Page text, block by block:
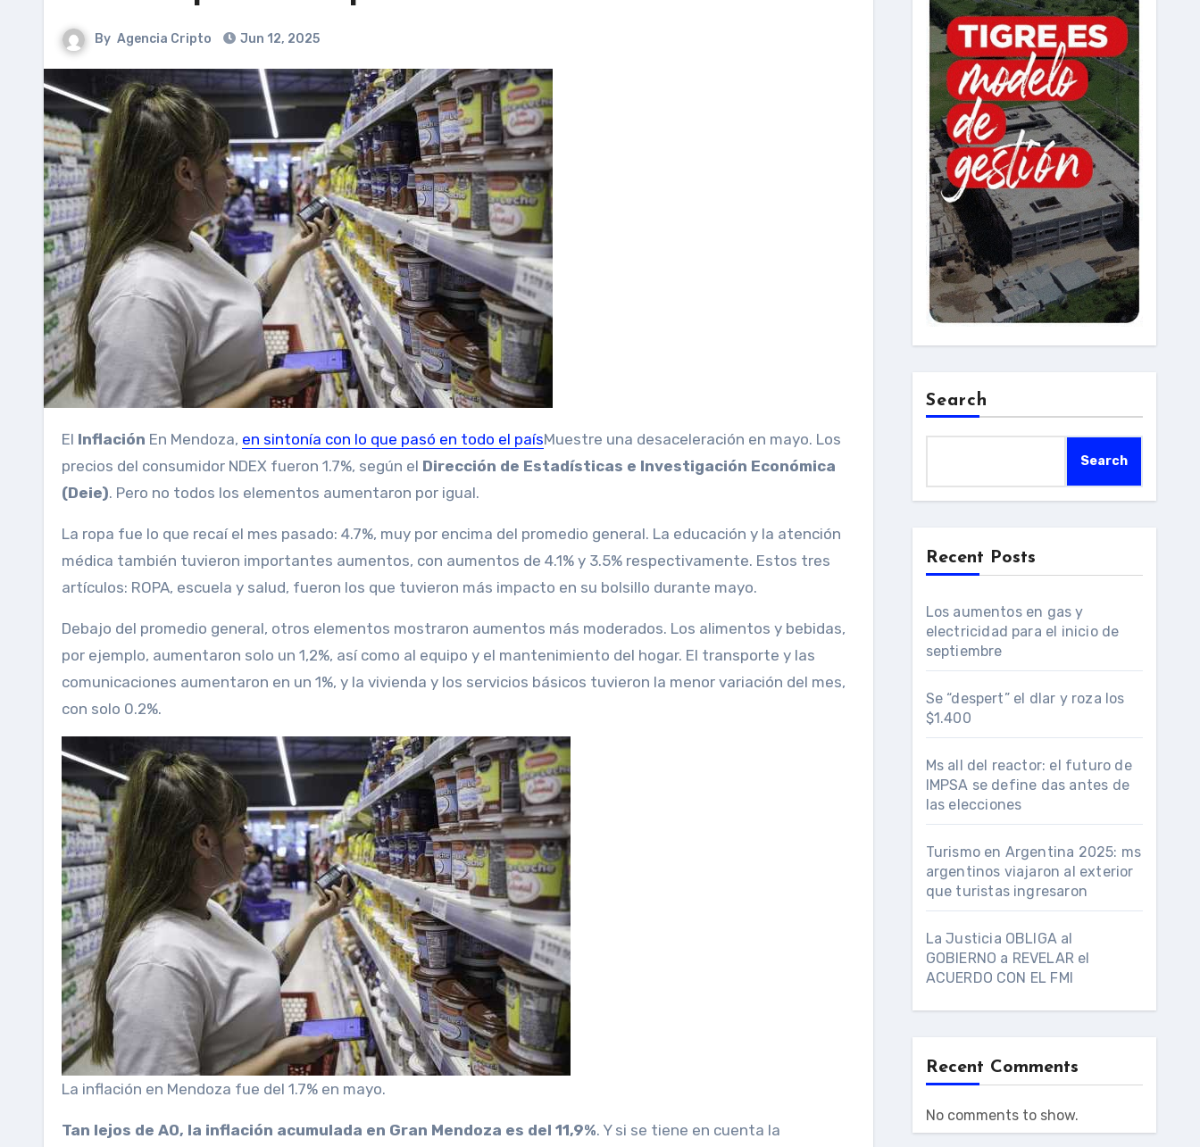
By Agencia Cripto Jun 12, 2025
El Inflación En Mendoza, en sintonía con lo que pasó en todo el paísMuestre una desaceleración en mayo. Los
precios del consumidor NDEX fueron 1.7%, según el Dirección de Estadísticas e Investigación Económica
(Deie). Pero no todos los elementos aumentaron por igual.
La ropa fue lo que recaí el mes pasado: 4.7%, muy por encima del promedio general. La educación y la atención
médica también tuvieron importantes aumentos, con aumentos de 4.1% y 3.5% respectivamente. Estos tres
artículos: ROPA, escuela y salud, fueron los que tuvieron más impacto en su bolsillo durante mayo.
Debajo del promedio general, otros elementos mostraron aumentos más moderados. Los alimentos y bebidas,
por ejemplo, aumentaron solo un 1,2%, así como al equipo y el mantenimiento del hogar. El transporte y las
comunicaciones aumentaron en un 1%, y la vivienda y los servicios básicos tuvieron la menor variación del mes,
con solo 0.2%.
La inflación en Mendoza fue del 1.7% en mayo.
Tan lejos de AO, la inflación acumulada en Gran Mendoza es del 11,9%. Y si se tiene en cuenta la
Search
Search
Recent Posts
Los aumentos en gas y
electricidad para el inicio de
septiembre
Se “despert” el dlar y roza los
$1.400
Ms all del reactor: el futuro de
IMPSA se define das antes de
las elecciones
Turismo en Argentina 2025: ms
argentinos viajaron al exterior
que turistas ingresaron
La Justicia OBLIGA al
GOBIERNO a REVELAR el
ACUERDO CON EL FMI
Recent Comments
No comments to show.